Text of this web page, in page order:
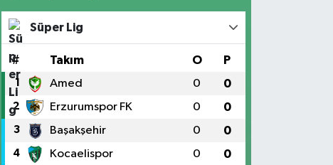
Süper Lig
# Takım O P
1 Amed 0 0
2 Erzurumspor FK 0 0
3 Başakşehir 0 0
4 Kocaelispor 0 0